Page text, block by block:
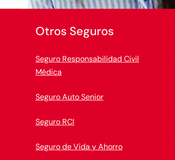
Otros Seguros
Seguro Responsabilidad Civil
Médica
Seguro Auto Senior
Seguro RCI
Seguro de Vida y Ahorro